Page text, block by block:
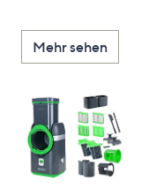
Mehr sehen